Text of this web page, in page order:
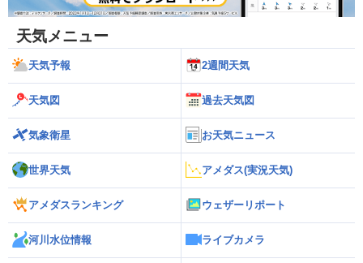
天気メニュー
天気予報 2週間天気
天気図 過去天気図
気象衛星 お天気ニュース
世界天気 アメダス(実況天気)
アメダスランキング ウェザーリポート
河川水位情報 ライブカメラ